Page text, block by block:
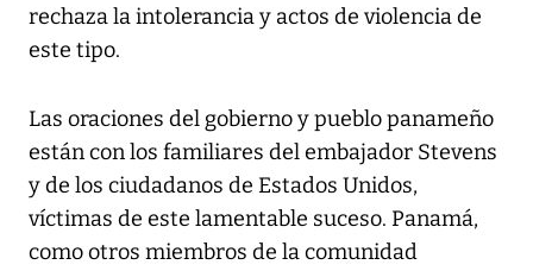
rechaza la intolerancia y actos de violencia de
este tipo.
Las oraciones del gobierno y pueblo panameño
están con los familiares del embajador Stevens
y de los ciudadanos de Estados Unidos,
víctimas de este lamentable suceso. Panamá,
como otros miembros de la comunidad